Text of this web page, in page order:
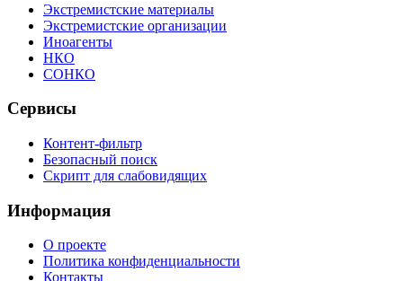
Экстремистские материалы
Экстремистские организации
Иноагенты
НКО
СОНКО
Сервисы
Контент-фильтр
Безопасный поиск
Скрипт для слабовидящих
Информация
О проекте
Политика конфиденциальности
Контакты